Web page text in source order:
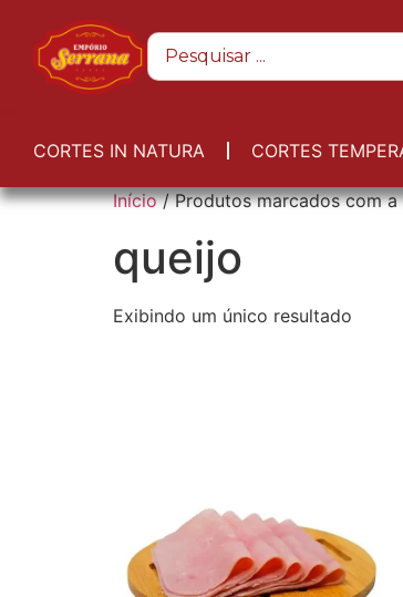
CORTES IN NATURA CORTES
Início/ Produtos marcados com a
queijo
Exibindo um único resultado